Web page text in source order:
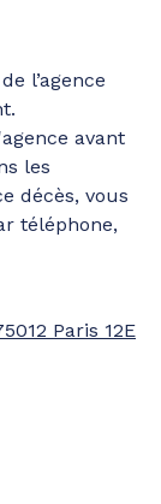
l’agence
avant
les
décès, vous
téléphone,
Paris 12E